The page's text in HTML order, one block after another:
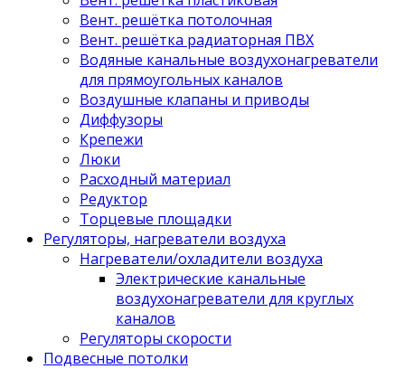
Вент. решётка потолочная
Вент. решётка радиаторная ПВХ
Водяные канальные воздухонагреватели
для прямоугольных каналов
Воздушные клапаны и приводы
Диффузоры
Крепежи
Люки
Расходный материал
Редуктор
Торцевые площадки
Регуляторы, нагреватели воздуха
Нагреватели/охладители воздуха
Электрические канальные
воздухонагреватели для круглых
каналов
Регуляторы скорости
Подвесные потолки